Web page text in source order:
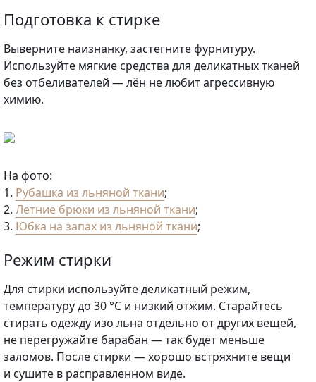
Подготовка к стирке
Выверните наизнанку, застегните фурнитуру.
Используйте мягкие средства для деликатных тканей
без отбеливателей — лён не любит агрессивную
химию.
На фото:
1. Рубашка из льняной ткани;
2. Летние брюки из льняной ткани;
3. Юбка на запах из льняной ткани;
Режим стирки
Для стирки используйте деликатный режим,
температуру до 30 °С и низкий отжим. Старайтесь
стирать одежду изо льна отдельно от других вещей,
не перегружайте барабан — так будет меньше
заломов. После стирки — хорошо встряхните вещи
и сушите в расправленном виде.